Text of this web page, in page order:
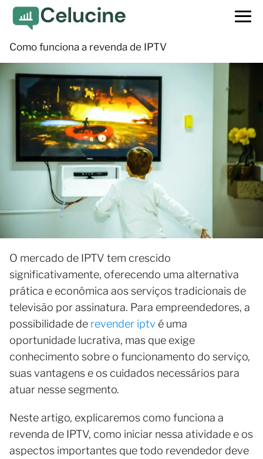
Como funciona a revenda de IPTV
O mercado de IPTV tem crescido
significativamente, oferecendo uma alternativa
prática e econômica aos serviços tradicionais de
televisão por assinatura. Para empreendedores, a
possibilidade de revender iptv é uma
oportunidade lucrativa, mas que exige
conhecimento sobre o funcionamento do serviço,
suas vantagens e os cuidados necessários para
atuar nesse segmento.
Neste artigo, explicaremos como funciona a
revenda de IPTV, como iniciar nessa atividade e os
aspectos importantes que todo revendedor deve